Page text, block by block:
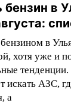
бензин в
в
хотя уже и
искать АЗС,
а